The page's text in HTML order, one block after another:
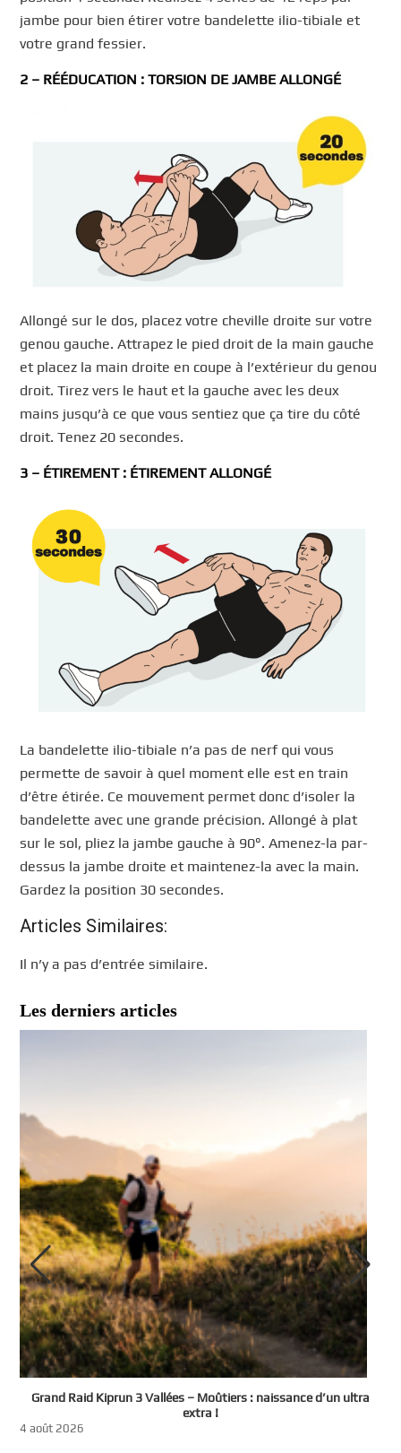
jambe pour bien étirer votre bandelette ilio-tibiale et
votre grand fessier.
2 – RÉÉDUCATION : TORSION DE JAMBE ALLONGÉ
Allongé sur le dos, placez votre cheville droite sur votre
genou gauche. Attrapez le pied droit de la main gauche
et placez la main droite en coupe à l’extérieur du genou
droit. Tirez vers le haut et la gauche avec les deux
mains jusqu’à ce que vous sentiez que ça tire du côté
droit. Tenez 20 secondes.
3 – ÉTIREMENT : ÉTIREMENT ALLONGÉ
La bandelette ilio-tibiale n’a pas de nerf qui vous
permette de savoir à quel moment elle est en train
d’être étirée. Ce mouvement permet donc d’isoler la
bandelette avec une grande précision. Allongé à plat
sur le sol, pliez la jambe gauche à 90°. Amenez-la par-
dessus la jambe droite et maintenez-la avec la main.
Gardez la position 30 secondes.
Articles Similaires:
Il n’y a pas d’entrée similaire.
Les derniers articles
Grand Raid Kiprun 3 Vallées – Moûtiers : naissance d’un ultra
extra !
4 août 2026